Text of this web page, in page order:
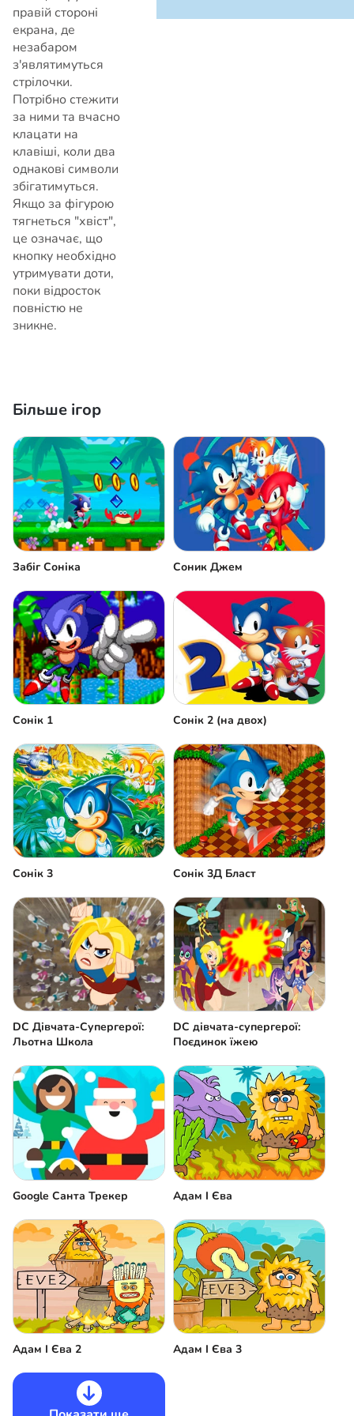
правій стороні
екрана, де
незабаром
з'являтимуться
стрілочки.
Потрібно стежити
за ними та вчасно
клацати на
клавіші, коли два
однакові символи
збігатимуться.
Якщо за фігурою
тягнеться "хвіст",
це означає, що
кнопку необхідно
утримувати доти,
поки відросток
повністю не
зникне.
Більше ігор
Забіг Соніка Соник Джем
Сонік 1 Сонік 2 (на двох)
Сонік 3 Сонік 3Д Бласт
DC Дівчата-Супергерої:
Льотна Школа
DC дівчата-супергерої:
Поєдинок їжею
Google Санта Трекер Адам І Єва
Адам І Єва 2 Адам І Єва 3